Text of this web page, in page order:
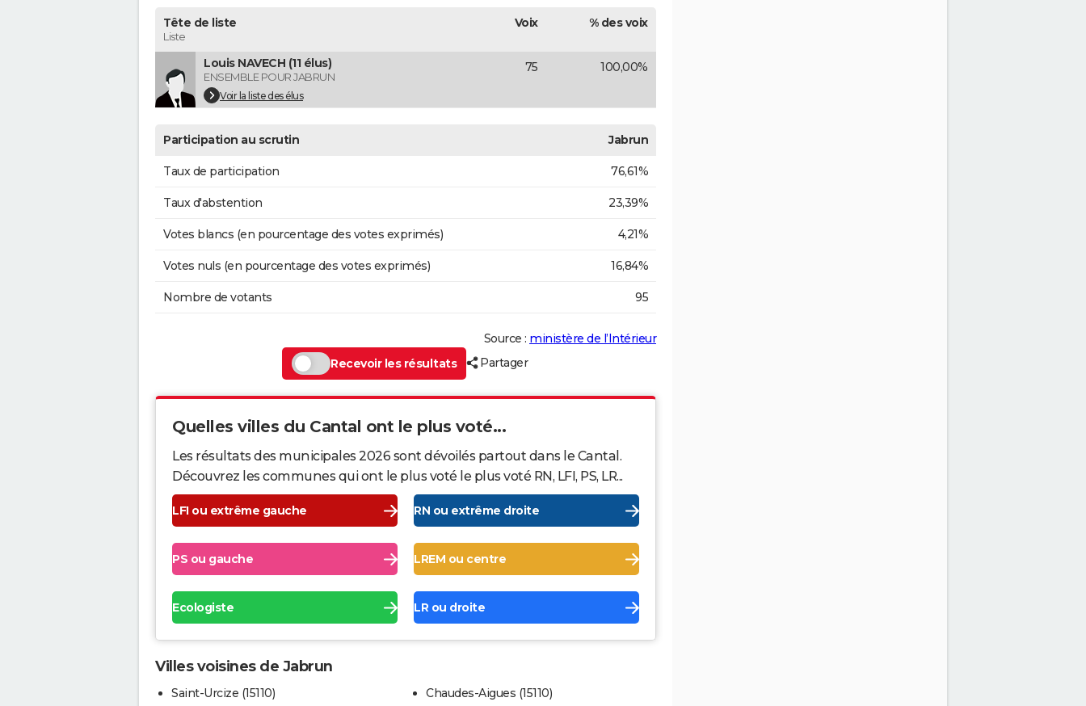
Tête de liste
Liste
Voix % des voix
Louis NAVECH (11 élus)
ENSEMBLE POUR JABRUN
Voir la liste des élus
75 100,00%
Participation au scrutin Jabrun
Taux de participation 76,61%
Taux d'abstention 23,39%
Votes blancs (en pourcentage des votes exprimés) 4,21%
Votes nuls (en pourcentage des votes exprimés) 16,84%
Nombre de votants 95
Source : ministère de l’Intérieur
Recevoir les résultats
Partager
Quelles villes du Cantal ont le plus voté...
Les résultats des municipales 2026 sont dévoilés partout dans le Cantal.
Découvrez les communes qui ont le plus voté le plus voté RN, LFI, PS, LR...
LFI ou extrême gauche RN ou extrême droite
PS ou gauche LREM ou centre
Ecologiste LR ou droite
Villes voisines de Jabrun
Saint-Urcize (15110)
Chaudes-Aigues (15110)